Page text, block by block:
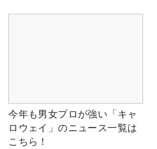
今年も男女プロが強い「キャ
ロウェイ」のニュース一覧は
こちら！